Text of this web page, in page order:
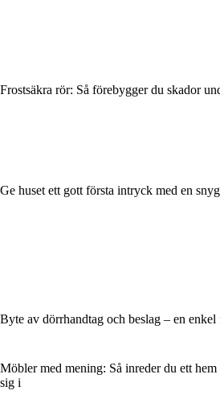
Frostsäkra rör: Så förebygger du skador
Ge huset ett gott första intryck med en
Byte av dörrhandtag och beslag – en
Möbler med mening: Så inreder du ett
sig i